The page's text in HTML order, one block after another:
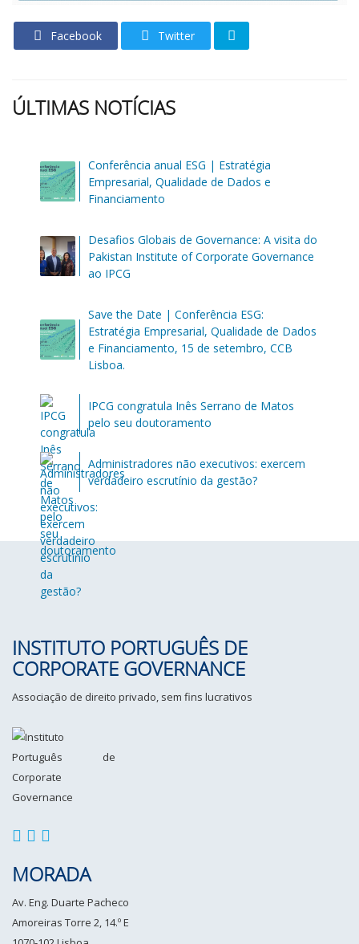
Facebook Twitter
ÚLTIMAS NOTÍCIAS
Conferência anual ESG | Estratégia
Empresarial, Qualidade de Dados e
Financiamento
Desafios Globais de Governance: A visita do
Pakistan Institute of Corporate Governance
ao IPCG
Save the Date | Conferência ESG:
Estratégia Empresarial, Qualidade de Dados
e Financiamento, 15 de setembro, CCB
Lisboa.
IPCG congratula Inês Serrano de Matos
pelo seu doutoramento
Administradores não executivos: exercem
verdadeiro escrutínio da gestão?
INSTITUTO PORTUGUÊS DE
CORPORATE GOVERNANCE
Associação de direito privado, sem fins lucrativos
MORADA
Av. Eng. Duarte Pacheco
Amoreiras Torre 2, 14.º E